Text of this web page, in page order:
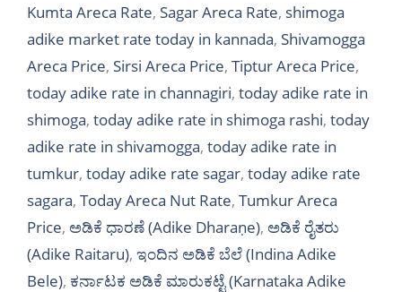
Kumta Areca Rate, Sagar Areca Rate, shimoga
adike market rate today in kannada, Shivamogga
Areca Price, Sirsi Areca Price, Tiptur Areca Price,
today adike rate in channagiri, today adike rate in
shimoga, today adike rate in shimoga rashi, today
adike rate in shivamogga, today adike rate in
tumkur, today adike rate sagar, today adike rate
sagara, Today Areca Nut Rate, Tumkur Areca
Price, ಅಡಿಕೆ ಧಾರಣೆ (Adike Dharaṇe), ಅಡಿಕೆ ರೈತರು
(Adike Raitaru), ಇಂದಿನ ಅಡಿಕೆ ಬೆಲೆ (Indina Adike
Bele), ಕರ್ನಾಟಕ ಅಡಿಕೆ ಮಾರುಕಟ್ಟೆ (Karnataka Adike